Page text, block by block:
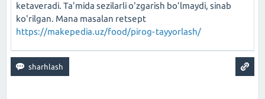
ketaveradi. Ta'mida sezilarli o'zgarish bo'lmaydi, sinab
ko'rilgan. Mana masalan retsept
https://makepedia.uz/food/pirog-tayyorlash/